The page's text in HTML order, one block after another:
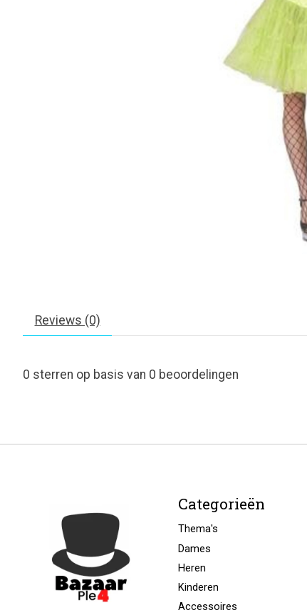
Reviews (0)
0 sterren op basis van 0 beoordelingen
Categorieën
Thema's
Dames
Heren
Kinderen
Accessoires